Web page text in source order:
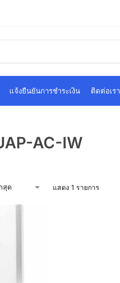
แจ้งยืนยันการชำระเงิน ติดต่อเรา
AC-IW
แสดง 1 รายการ